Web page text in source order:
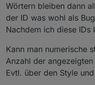
Wörtern bleiben dann
der ID was wohl als
Nachdem ich diese
Kann man numerische
Anzahl der
Evtl. über den Style